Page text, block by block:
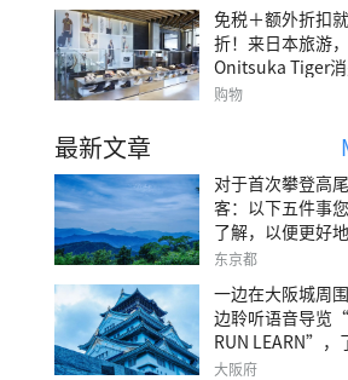
免税＋额外折扣
折！来日本旅游
Onitsuka Tiger消
购物
最新文章
对于首次攀登高
客：以下五件事
了解，以便更好
之旅。
东京都
一边在大阪城周
边聆听语音导览
RUN LEARN”，
史。
大阪府